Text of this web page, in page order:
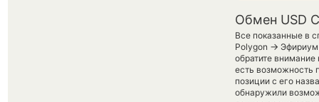
Обмен USD
Все показанные в
Polygon → Эфириум
обратите
есть возможность
позиции с его
обнаружили